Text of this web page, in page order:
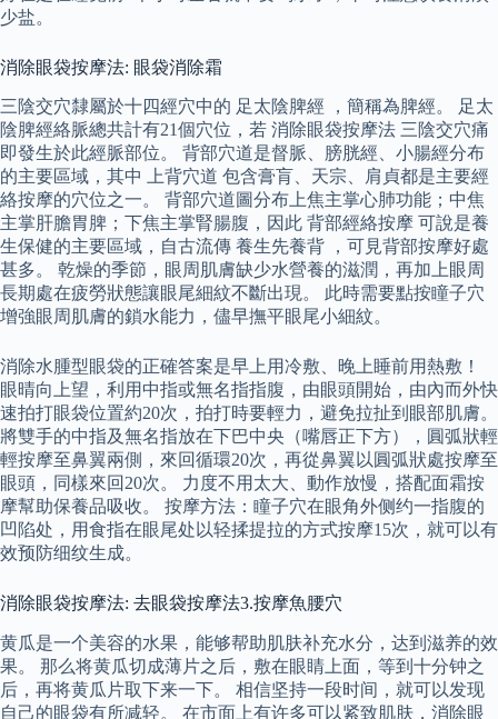
少盐。
消除眼袋按摩法: 眼袋消除霜
三陰交穴隸屬於十四經穴中的 足太陰脾經 ，簡稱為脾經。 足太
陰脾經絡脈總共計有21個穴位，若 消除眼袋按摩法 三陰交穴痛
即發生於此經脈部位。 背部穴道是督脈、膀胱經、小腸經分布
的主要區域，其中 上背穴道 包含膏肓、天宗、肩貞都是主要經
絡按摩的穴位之一。 背部穴道圖分布上焦主掌心肺功能；中焦
主掌肝膽胃脾；下焦主掌腎腸腹，因此 背部經絡按摩 可說是養
生保健的主要區域，自古流傳 養生先養背 ，可見背部按摩好處
甚多。 乾燥的季節，眼周肌膚缺少水營養的滋潤，再加上眼周
長期處在疲勞狀態讓眼尾細紋不斷出現。 此時需要點按瞳子穴
增強眼周肌膚的鎖水能力，儘早撫平眼尾小細紋。
消除水腫型眼袋的正確答案是早上用冷敷、晚上睡前用熱敷！
眼晴向上望，利用中指或無名指指腹，由眼頭開始，由內而外快
速拍打眼袋位置約20次，拍打時要輕力，避免拉扯到眼部肌膚。
將雙手的中指及無名指放在下巴中央（嘴唇正下方），圓弧狀輕
輕按摩至鼻翼兩側，來回循環20次，再從鼻翼以圓弧狀處按摩至
眼頭，同樣來回20次。 力度不用太大、動作放慢，搭配面霜按
摩幫助保養品吸收。 按摩方法：瞳子穴在眼角外侧约一指腹的
凹陷处，用食指在眼尾处以轻揉提拉的方式按摩15次，就可以有
效预防细纹生成。
消除眼袋按摩法: 去眼袋按摩法3.按摩魚腰穴
黄瓜是一个美容的水果，能够帮助肌肤补充水分，达到滋养的效
果。 那么将黄瓜切成薄片之后，敷在眼睛上面，等到十分钟之
后，再将黄瓜片取下来一下。 相信坚持一段时间，就可以发现
自己的眼袋有所减轻。 在市面上有许多可以紧致肌肤，消除眼